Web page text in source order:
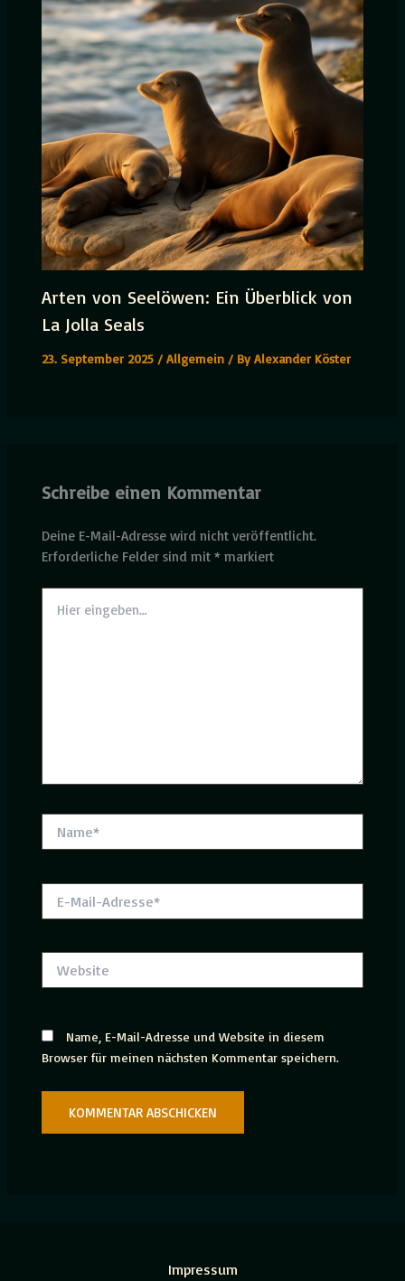
Arten von Seelöwen: Ein Überblick von
La Jolla Seals
23. September 2025 / Allgemein/ By Alexander Köster
Schreibe einen Kommentar
Deine E-Mail-Adresse wird nicht veröffentlicht.
Erforderliche Felder sind mit *markiert
eingeben…
Mail-
Name, E-Mail-Adresse und Website in diesem
Browser für meinen nächsten Kommentar speichern.
Impressum